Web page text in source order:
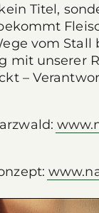
Titel,
vom Stall
mit unserer
–